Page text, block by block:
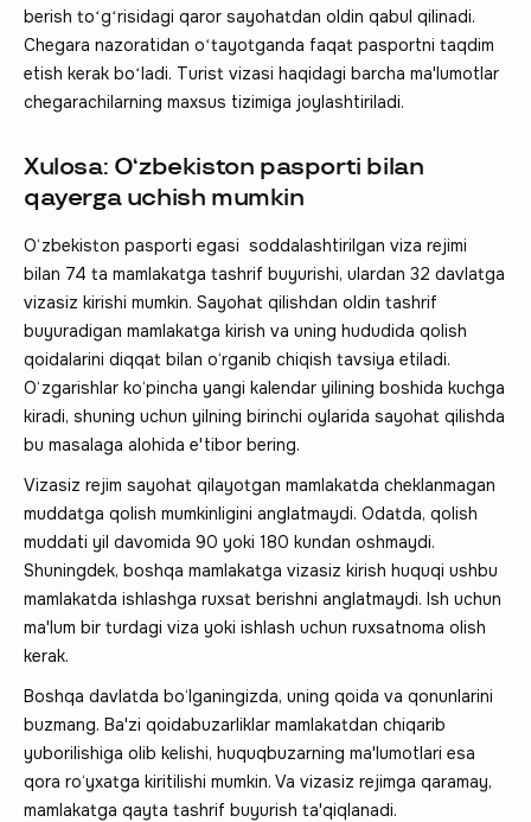
berish toʻgʻrisidagi qaror sayohatdan oldin qabul qilinadi.
Chegara nazoratidan oʻtayotganda faqat pasportni taqdim
etish kerak boʻladi. Turist vizasi haqidagi barcha ma'lumotlar
chegarachilarning maxsus tizimiga joylashtiriladi.
Xulosa: O‘zbekiston pasporti bilan
qayerga uchish mumkin
O‘zbekiston pasporti egasi soddalashtirilgan viza rejimi
bilan 74 ta mamlakatga tashrif buyurishi, ulardan 32 davlatga
vizasiz kirishi mumkin. Sayohat qilishdan oldin tashrif
buyuradigan mamlakatga kirish va uning hududida qolish
qoidalarini diqqat bilan o‘rganib chiqish tavsiya etiladi.
O‘zgarishlar ko‘pincha yangi kalendar yilining boshida kuchga
kiradi, shuning uchun yilning birinchi oylarida sayohat qilishda
bu masalaga alohida e'tibor bering.
Vizasiz rejim sayohat qilayotgan mamlakatda cheklanmagan
muddatga qolish mumkinligini anglatmaydi. Odatda, qolish
muddati yil davomida 90 yoki 180 kundan oshmaydi.
Shuningdek, boshqa mamlakatga vizasiz kirish huquqi ushbu
mamlakatda ishlashga ruxsat berishni anglatmaydi. Ish uchun
ma'lum bir turdagi viza yoki ishlash uchun ruxsatnoma olish
kerak.
Boshqa davlatda bo‘lganingizda, uning qoida va qonunlarini
buzmang. Ba'zi qoidabuzarliklar mamlakatdan chiqarib
yuborilishiga olib kelishi, huquqbuzarning ma'lumotlari esa
qora ro‘yxatga kiritilishi mumkin. Va vizasiz rejimga qaramay,
mamlakatga qayta tashrif buyurish ta'qiqlanadi.